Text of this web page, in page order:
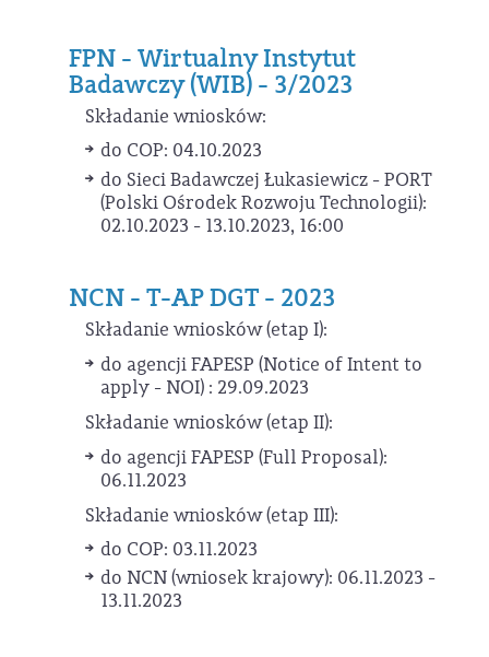
FPN - Wirtualny Instytut
Badawczy (WIB) - 3/2023
Składanie wniosków:
do COP: 04.10.2023
do Sieci Badawczej Łukasiewicz - PORT
(Polski Ośrodek Rozwoju Technologii):
02.10.2023 - 13.10.2023, 16:00
NCN - T-AP DGT - 2023
Składanie wniosków (etap I):
do agencji FAPESP (Notice of Intent to
apply - NOI) : 29.09.2023
Składanie wniosków (etap II):
do agencji FAPESP (Full Proposal):
06.11.2023
Składanie wniosków (etap III):
do COP: 03.11.2023
do NCN (wniosek krajowy): 06.11.2023 -
13.11.2023